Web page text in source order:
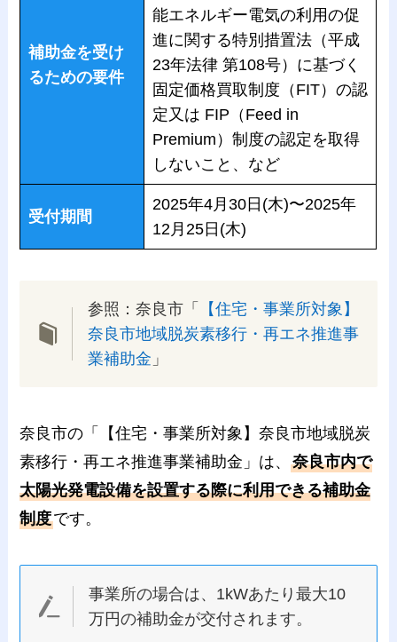
補助金を受け
るための要件
能エネルギー電気の利用の促
進に関する特別措置法（平成
23年法律 第108号）に基づく
固定価格買取制度（FIT）の認
定又は FIP（Feed in
Premium）制度の認定を取得
しないこと、など
受付期間
2025年4月30日(木)〜2025年
12月25日(木)
参照：奈良市「
【住宅・事業所対象】
奈良市地域脱炭素移行・再エネ推進事
業補助金 」
奈良市の「【住宅・事業所対象】奈良市地域脱炭
素移行・再エネ推進事業補助金」は、奈良市内で
太陽光発電設備を設置する際に利用できる補助金
制度です。
事業所の場合は、1kWあたり最大10
万円の補助金が交付されます。